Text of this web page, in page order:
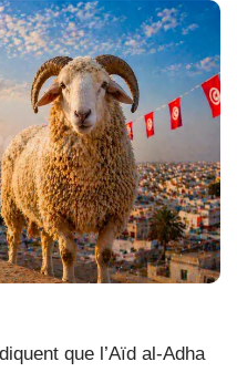
que l’Aïd al-Adha